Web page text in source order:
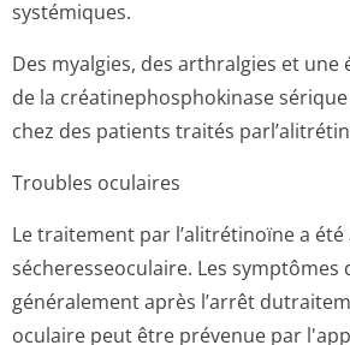
systémiques.
Des myalgies, des arthralgies et une
de la créatinephospho­kinase
chez des patients traités
Troubles oculaires
Le traitement par l’alitrétinoïne a été
sécheresseoculaire. Les symptômes
généralement après l’arrêt
oculaire peut être prévenue par